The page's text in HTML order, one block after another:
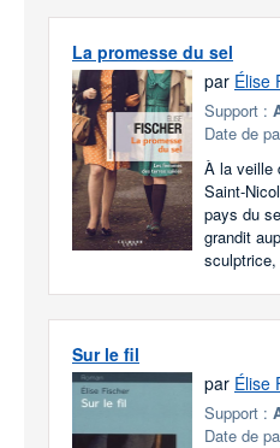
La promesse du sel
par Élise
Support :
Date de
À la veille
Saint-
pays du
grandit
Sur le fil
par Élise
Support :
Date de